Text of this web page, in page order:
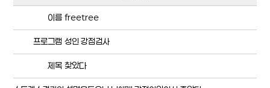
이름 freetree
프로그램 성인 강점검사
제목 찿았다